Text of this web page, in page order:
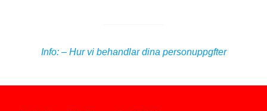
Info: – Hur vi behandlar dina personuppgfter